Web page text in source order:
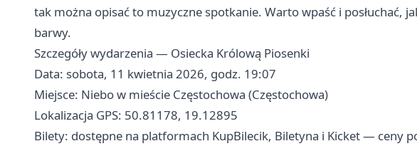
tak można opisać to muzyczne spotkanie. Warto wpaść i posłuchać,
barwy.
Szczegóły wydarzenia — Osiecka Królową Piosenki
Data: sobota, 11 kwietnia 2026, godz. 19:07
Miejsce: Niebo w mieście Częstochowa (Częstochowa)
Lokalizacja GPS: 50.81178, 19.12895
Bilety: dostępne na platformach KupBilecik, Biletyna i Kicket — ceny